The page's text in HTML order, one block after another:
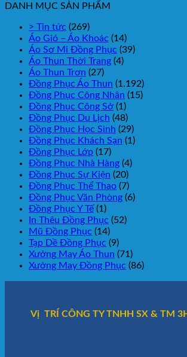
DANH MỤC SẢN PHẨM
> Tin tức (269)
Áo Gió – Áo Khoác (14)
Áo Sơ Mi Đồng Phục (39)
Áo Thun Thời Trang (4)
Áo Thun Trơn (27)
Đồng Phục Áo Thun (1.192)
Đồng Phục Công Nhân (15)
Đồng Phục Công Sở (1)
Đồng Phục Du Lịch (48)
Đồng Phục Học Sinh (29)
Đồng Phục Khách Sạn (1)
Đồng Phục Lớp (17)
Đồng Phục Nhà Hàng (4)
Đồng Phục Sự Kiện (20)
Đồng Phục Thể Thao (7)
Đồng Phục Văn Phòng (6)
Đồng Phục Y Tế (1)
In Thêu Đồng Phục (52)
Mũ Đồng Phục (14)
Tạp Dề Đồng Phục (9)
Xưởng May Áo Thun (71)
Xưởng May Đồng Phục (86)
Vị TRÍ CÔNG TY TNHH SX & TM